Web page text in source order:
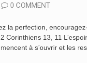
0 COMMENT
la perfection,
Corinthiens 13, 11
à s’ouvrir et les